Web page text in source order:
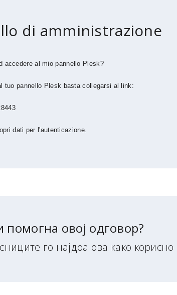
di amministrazione
accedere al mio pannello Plesk?
tuo pannello Plesk basta collegarsi al link:
dati per l'autenticazione.
помогна овој одговор?
го најдоа ова како корисно